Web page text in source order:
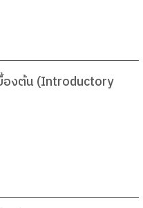
องต้น (Introductory